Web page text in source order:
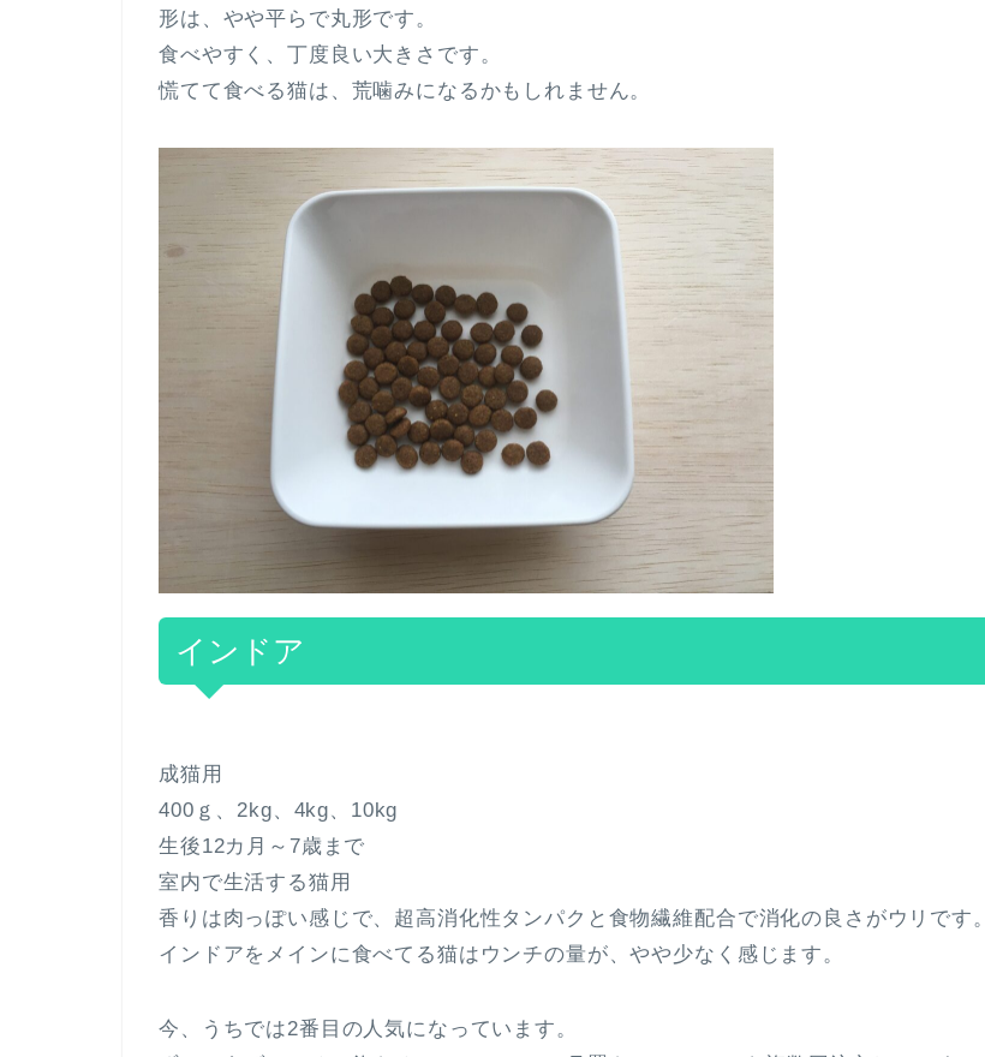
形は、やや平らで丸形です。
食べやすく、丁度良い大きさです。
慌てて食べる猫は、荒噛みになるかもしれません。
インドア
成猫用
400ｇ、2kg、4kg、10kg
生後12カ月～7歳まで
室内で生活する猫用
香りは肉っぽい感じで、超高消化性タンパクと食物繊維配合で消化の良さがウリです。
インドアをメインに食べてる猫はウンチの量が、やや少なく感じます。
今、うちでは2番目の人気になっています。